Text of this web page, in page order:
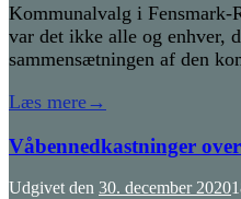
Kommunalvalg i
var det ikke alle og enhver,
sammensætningen af den
Læs mere→
Våbennedkastninger
Udgivet den 30. december 2020